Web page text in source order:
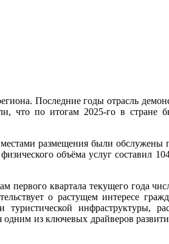
Последние годы отрасль
что по итогам 2025-го в стране
размещения были
объёма услуг составил
квартала текущего года
о растущем интересе
инфраструктуры,
из ключевых драйверов